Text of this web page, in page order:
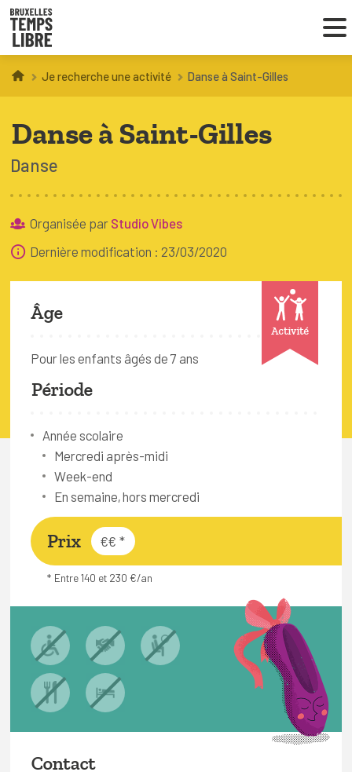
Infos parents
Droit au loisir
À BRUXELLES
FAQ
Connexion
Espace pro
Bruxelles Temps Libre
Je recherche une activité Danse à Saint-Gilles
Danse à Saint-Gilles
Danse
Organisée par Studio Vibes
Dernière modification : 23/03/2020
Activité
Âge
Pour les enfants âgés de 7 ans
Période
Année scolaire
Mercredi après-midi
Week-end
En semaine, hors mercredi
Prix €€ *
* Entre 140 et 230 €/an
Contact